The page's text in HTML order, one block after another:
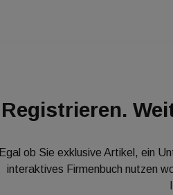
Registrieren.
Egal ob Sie exklusive Artikel, ein
interaktives Firmenbuch nutzen